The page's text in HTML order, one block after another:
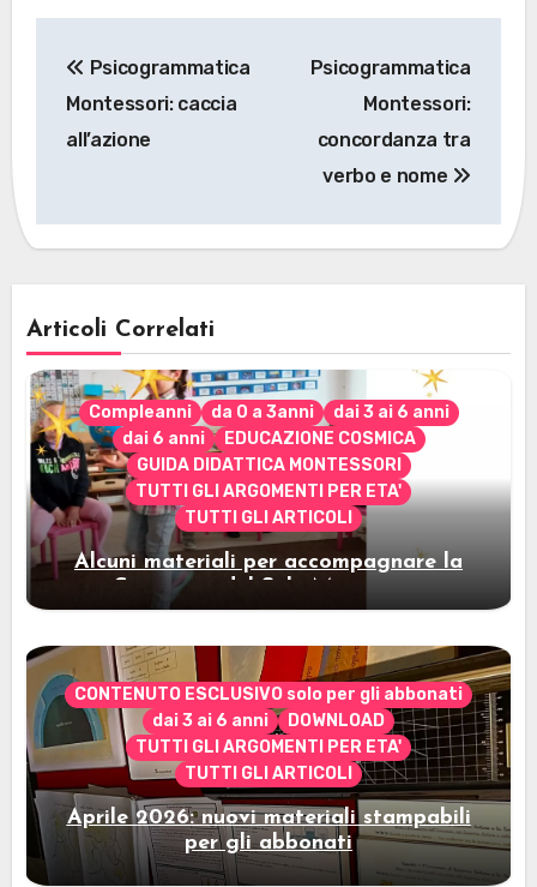
articoli
Psicogrammatica
Montessori: caccia
all’azione
Psicogrammatica
Montessori:
concordanza tra
verbo e nome
Articoli Correlati
Compleanni da 0 a 3anni
dai 3 ai 6 anni
dai 6 anni
EDUCAZIONE COSMICA
GUIDA DIDATTICA MONTESSORI
TUTTI GLI ARGOMENTI PER ETA'
TUTTI GLI ARTICOLI
Alcuni materiali per accompagnare la
Cerimonia del Sole Montessori
CONTENUTO ESCLUSIVO solo per gli abbonati
dai 3 ai 6 anni
DOWNLOAD
TUTTI GLI ARGOMENTI PER ETA'
TUTTI GLI ARTICOLI
Aprile 2026: nuovi materiali stampabili
per gli abbonati